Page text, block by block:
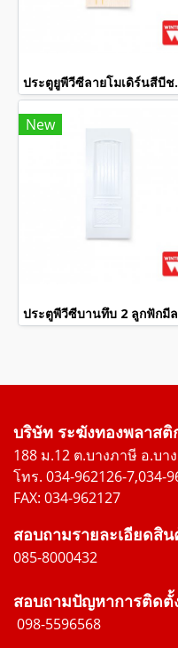
ประตูยู
New
บริษัท ระฆังทองพลาสติ
188 ม.12 ต.บางภาษี อ.บา
โทร. 034-962126-7,034-
FAX: 034-962127
สอบถามรายละเอียดสิ
085-8000432
สอบถามปัญหาการติดตั้
098-5596568